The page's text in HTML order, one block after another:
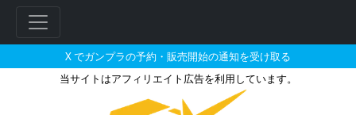
X でガンプラの予約・販売開始の通知を受け取る
当サイトはアフィリエイト広告を利用しています。
王の洞窟で2026年02月に再販さ